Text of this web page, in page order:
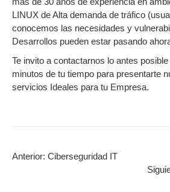
LINUX de Alta demanda de tráfico
conocemos las necesidades y
Desarrollos pueden estar pasando
Te invito a contactarnos lo antes
minutos de tu tiempo para presentarte
servicios Ideales para tu Empresa.
Anterior: Ciberseguridad IT